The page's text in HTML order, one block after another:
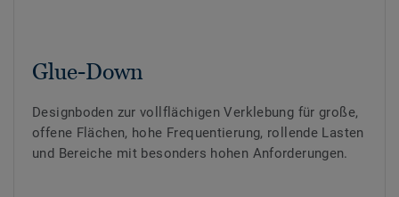
Glue-Down
Designboden zur vollflächigen Verklebung für große,
offene Flächen, hohe Frequentierung, rollende Lasten
und Bereiche mit besonders hohen Anforderungen.